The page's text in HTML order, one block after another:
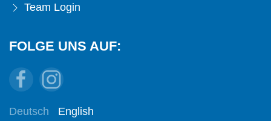
Team Login
FOLGE UNS AUF:
Deutsch English